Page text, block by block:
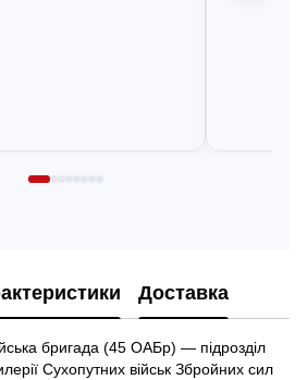
Доставка
бригада (45 ОАБр) — підрозділ
Сухопутних військ Збройних сил